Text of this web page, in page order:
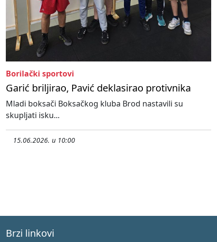
Borilački sportovi
Garić briljirao, Pavić deklasirao protivnika
Mladi boksači Boksačkog kluba Brod nastavili su
skupljati isku...
15.06.2026. u 10:00
Brzi linkovi